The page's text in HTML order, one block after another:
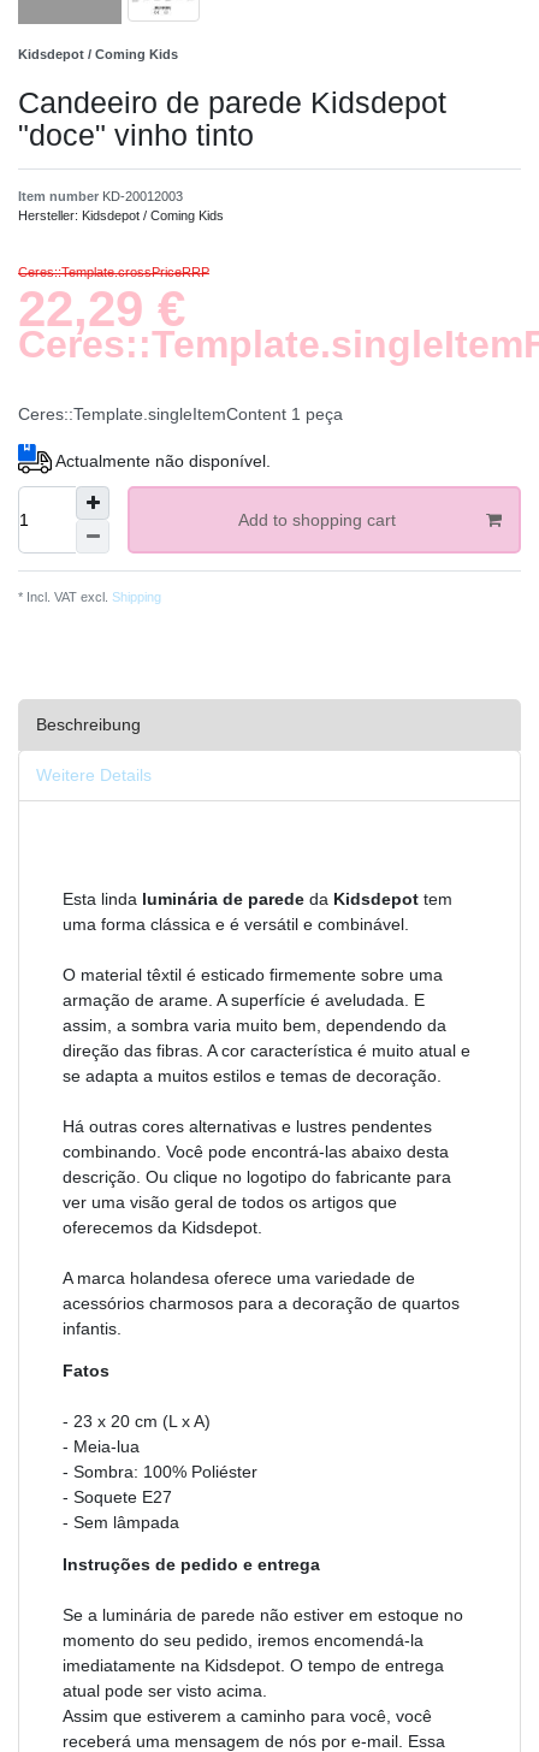
Kidsdepot / Coming Kids
Candeeiro de parede Kidsdepot
"doce" vinho tinto
Item number KD-20012003
Hersteller: Kidsdepot / Coming Kids
Ceres::Template.crossPriceRRP
22,29 €
Ceres::Template.singleItemContent 1 peça
Actualmente não disponível.
Add to shopping cart
* Incl. VAT excl. Shipping
Beschreibung
Weitere Details
Esta linda luminária de parede da Kidsdepot tem
uma forma clássica e é versátil e combinável.
O material têxtil é esticado firmemente sobre uma
armação de arame. A superfície é aveludada. E
assim, a sombra varia muito bem, dependendo da
direção das fibras. A cor característica é muito atual e
se adapta a muitos estilos e temas de decoração.
Há outras cores alternativas e lustres pendentes
combinando. Você pode encontrá-las abaixo desta
descrição. Ou clique no logotipo do fabricante para
ver uma visão geral de todos os artigos que
oferecemos da Kidsdepot.
A marca holandesa oferece uma variedade de
acessórios charmosos para a decoração de quartos
infantis.
Fatos
- 23 x 20 cm (L x A)
- Meia-lua
- Sombra: 100% Poliéster
- Soquete E27
- Sem lâmpada
Instruções de pedido e entrega
Se a luminária de parede não estiver em estoque no
momento do seu pedido, iremos encomendá-la
imediatamente na Kidsdepot. O tempo de entrega
atual pode ser visto acima.
Assim que estiverem a caminho para você, você
receberá uma mensagem de nós por e-mail. Essa